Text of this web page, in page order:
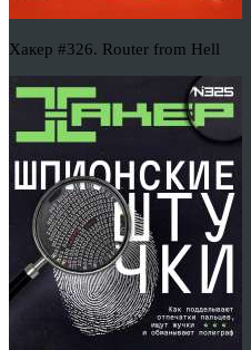
Хакер #326. Router from Hell